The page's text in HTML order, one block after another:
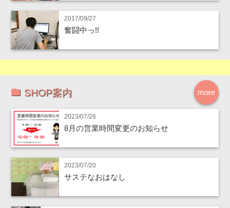
2017/09/27
奮闘中っ!!
more
SHOP案内
2023/07/26
8月の営業時間変更のお知らせ
2023/07/20
サステなおはなし